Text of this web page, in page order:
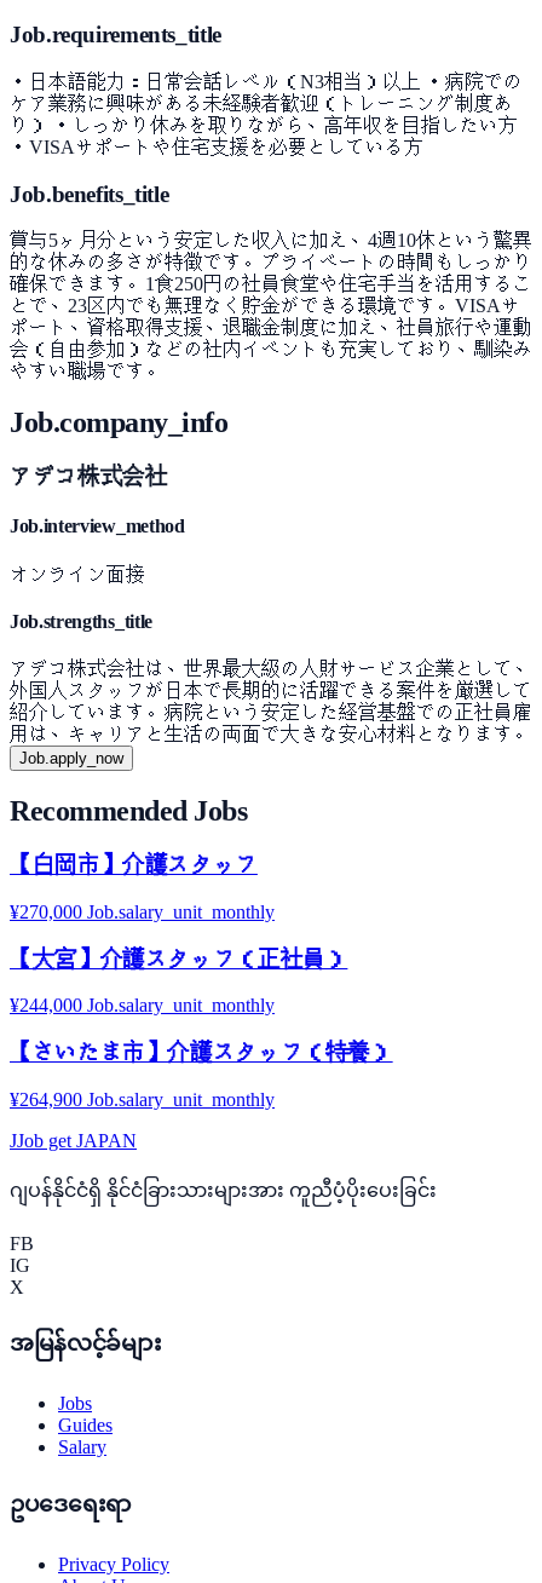
Job.requirements_title
・日本語能力：日常会話レベル（N3相当）以上 ・病院での
ケア業務に興味がある未経験者歓迎（トレーニング制度あ
り） ・しっかり休みを取りながら、高年収を目指したい方
・VISAサポートや住宅支援を必要としている方
Job.benefits_title
賞与5ヶ月分という安定した収入に加え、4週10休という驚異
的な休みの多さが特徴です。プライベートの時間もしっかり
確保できます。1食250円の社員食堂や住宅手当を活用するこ
とで、23区内でも無理なく貯金ができる環境です。VISAサ
ポート、資格取得支援、退職金制度に加え、社員旅行や運動
会（自由参加）などの社内イベントも充実しており、馴染み
やすい職場です。
Job.company_info
アデコ株式会社
Job.interview_method
オンライン面接
Job.strengths_title
アデコ株式会社は、世界最大級の人財サービス企業として、
外国人スタッフが日本で長期的に活躍できる案件を厳選して
紹介しています。病院という安定した経営基盤での正社員雇
用は、キャリアと生活の両面で大きな安心材料となります。
Job.apply_now
Recommended Jobs
【白岡市】介護スタッフ
¥270,000 Job.salary_unit_monthly
【大宮】介護スタッフ（正社員）
¥244,000 Job.salary_unit_monthly
【さいたま市】介護スタッフ（特養）
¥264,900 Job.salary_unit_monthly
JJob get JAPAN
ဂျပန်နိုင်ငံရှိ နိုင်ငံခြားသားများအား ကူညီပံ့ပိုးပေးခြင်း
FB
IG
X
အမြန်လင့်ခ်များ
Jobs
Guides
Salary
ဥပဒေရေးရာ
Privacy Policy